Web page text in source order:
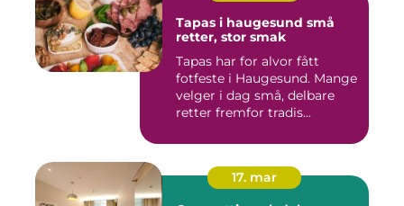
Tapas i haugesund små
retter, stor smak
Tapas har for alvor fått
fotfeste i Haugesund. Mange
velger i dag små, delbare
retter fremfor tradis...
17. mar